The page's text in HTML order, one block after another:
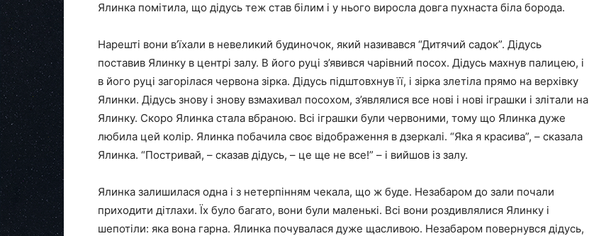
Ялинка помітила, що дідусь теж став білим і у нього виросла довга пухнаста біла борода.
Нарешті вони в’їхали в невеликий будиночок, який називався “Дитячий садок”. Дідусь
поставив Ялинку в центрі залу. В його руці з’явився чарівний посох. Дідусь махнув палицею, і
в його руці загорілася червона зірка. Дідусь підштовхнув її, і зірка злетіла прямо на верхівку
Ялинки. Дідусь знову і знову взмахивал посохом, з’являлися все нові і нові іграшки і злітали на
Ялинку. Скоро Ялинка стала вбраною. Всі іграшки були червоними, тому що Ялинка дуже
любила цей колір. Ялинка побачила своє відображення в дзеркалі. “Яка я красива”, – сказала
Ялинка. “Постривай, – сказав дідусь, – це ще не все!” – і вийшов із залу.
Ялинка залишилася одна і з нетерпінням чекала, що ж буде. Незабаром до зали почали
приходити дітлахи. Їх було багато, вони були маленькі. Всі вони роздивлялися Ялинку і
шепотіли: яка вона гарна. Ялинка почувалася дуже щасливою. Незабаром повернувся дідусь,